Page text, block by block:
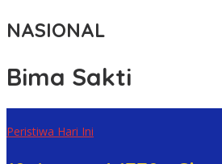
NASIONAL
Bima Sakti
Peristiwa Hari Ini